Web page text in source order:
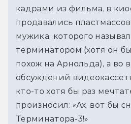
кадрами из фильма, в
продавались
мужика, которого
терминатором (хотя он
похож на Арнольда), а во
обсуждений
кто-то хотя бы раз
произносил: «Ах, вот бы
Терминатора-3!»